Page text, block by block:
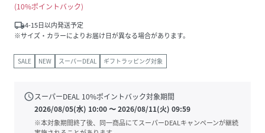
10%ポイントバック
local_shipping4-15日以内発送予定
※サイズ・カラーによりお届け日が異なる場合があります。
SALE NEW スーパーDEAL ギフトラッピング対象
scheduleスーパーDEAL 10%ポイントバック対象期間
2026/08/05(水) 10:00〜2026/08/11(火) 09:59
※本対象期間終了後、同一商品にてスーパーDEALキャンペーンが継続